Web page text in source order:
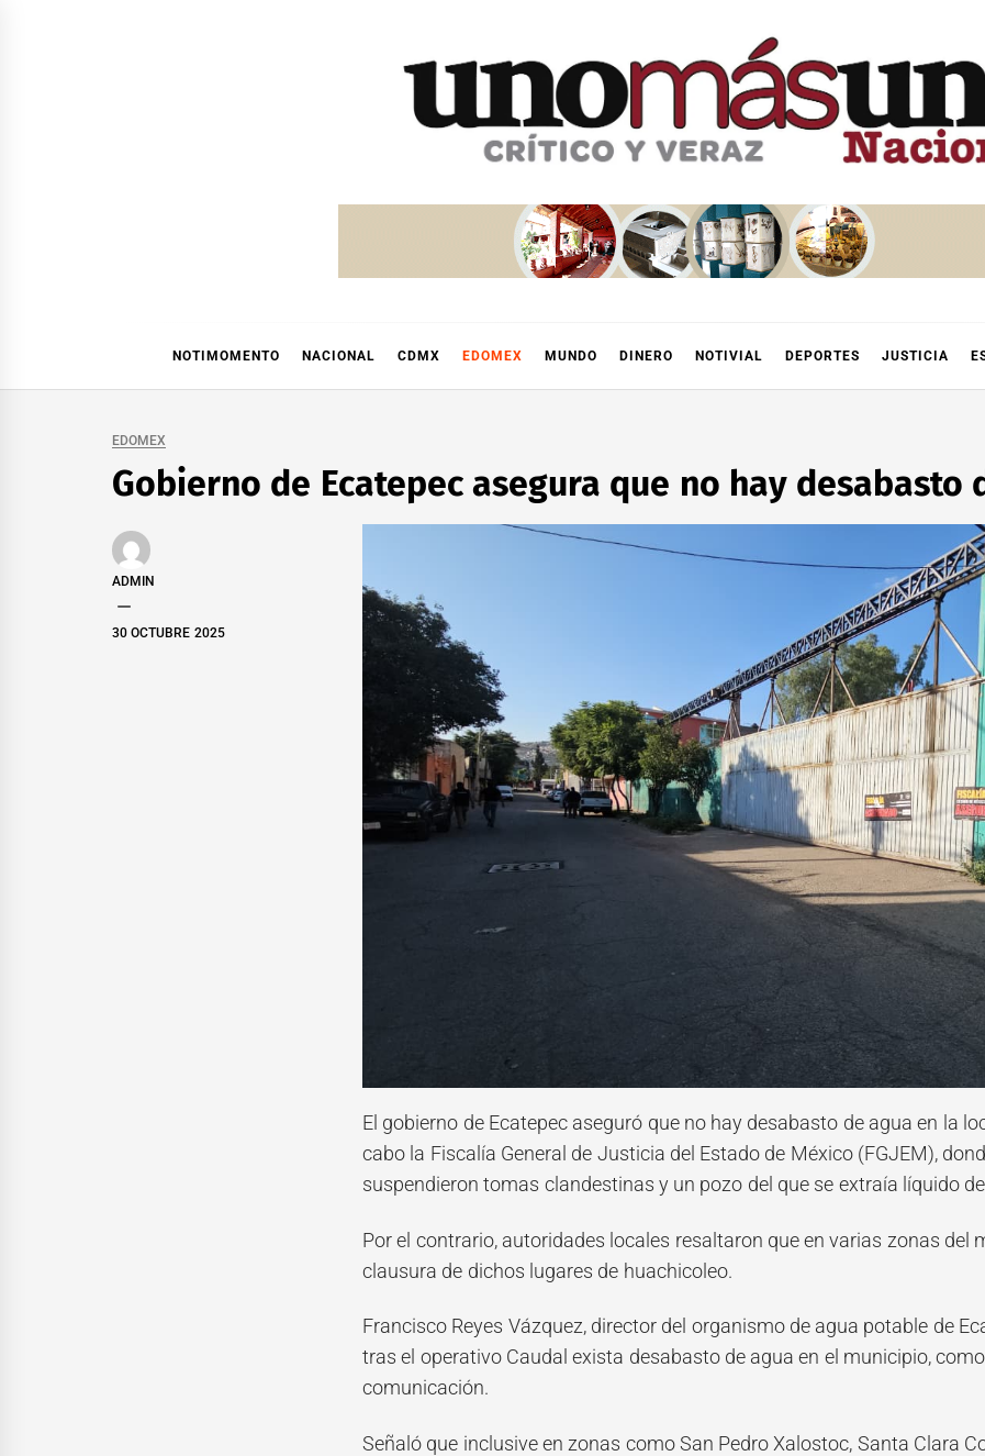
NOTIMOMENTO NACIONAL CDMX EDOMEX MUNDO DINERO NOTIVIAL DEPORTES JUSTICIA
EDOMEX
Gobierno de Ecatepec asegura que no hay desabasto
ADMIN
30 OCTUBRE 2025
El gobierno de Ecatepec aseguró que no hay desabasto de agua en la
cabo la Fiscalía General de Justicia del Estado de México (FGJEM),
suspendieron tomas clandestinas y un pozo del que se extraía líquido
Por el contrario, autoridades locales resaltaron que en varias zonas del
clausura de dichos lugares de huachicoleo.
Francisco Reyes Vázquez, director del organismo de agua potable de
tras el operativo Caudal exista desabasto de agua en el municipio,
comunicación.
Señaló que inclusive en zonas como San Pedro Xalostoc, Santa Clara